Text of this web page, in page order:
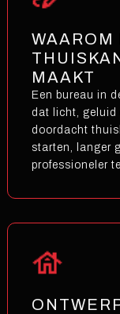
WAAROM
MAAKT
Een bureau in
dat licht, geluid
doordacht
starten, langer
professioneler